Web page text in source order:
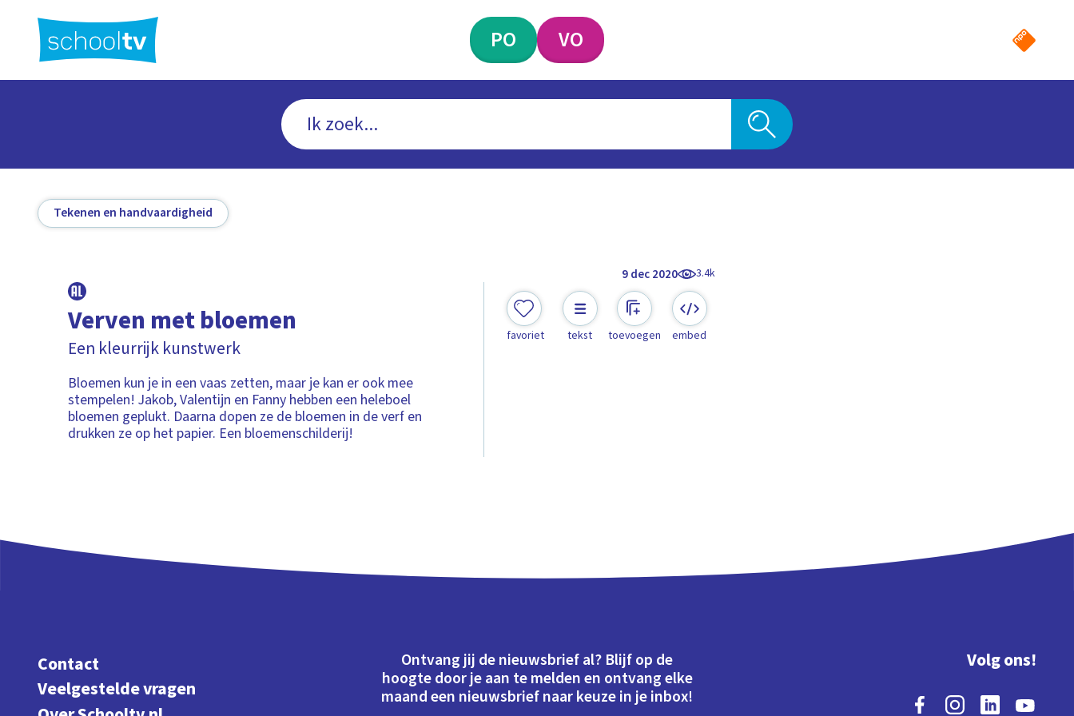
hoofdinhoud
PO VO
Tekenen en handvaardigheid
9 dec 2020 3.4k
Verven met bloemen
Een kleurrijk kunstwerk
Bloemen kun je in een vaas zetten, maar je kan er ook mee
stempelen! Jakob, Valentijn en Fanny hebben een heleboel
bloemen geplukt. Daarna dopen ze de bloemen in de verf en
drukken ze op het papier. Een bloemenschilderij!
favoriet tekst toevoegen embed
Contact
Veelgestelde vragen
Ontvang jij de nieuwsbrief al? Blijf op de
hoogte door je aan te melden en ontvang elke
maand een nieuwsbrief naar keuze in je inbox!
Volg ons!